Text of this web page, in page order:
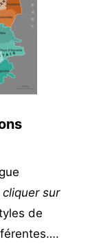
sur
de